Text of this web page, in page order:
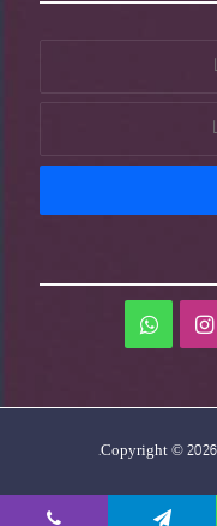
انستقرامواتساب
Copyright ©
.